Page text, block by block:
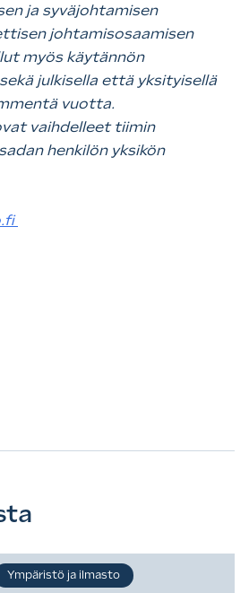
ja syväjohtamisen
johtamisosaamisen
myös käytännön
julkisella että yksityisellä
vuotta.
vaihdelleet tiimin
henkilön yksikön
Ympäristö ja ilmasto